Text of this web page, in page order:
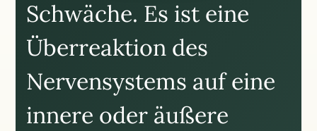
Schwäche. Es ist eine
Überreaktion des
Nervensystems auf eine
innere oder äußere